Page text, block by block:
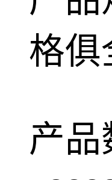
格俱
产品